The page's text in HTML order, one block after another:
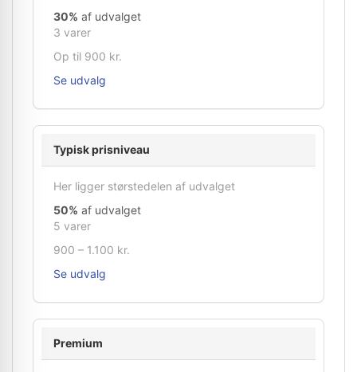
30% af udvalget
3 varer
Op til 900 kr.
Se udvalg
Typisk prisniveau
Her ligger størstedelen af udvalget
50% af udvalget
5 varer
900 – 1.100 kr.
Se udvalg
Premium